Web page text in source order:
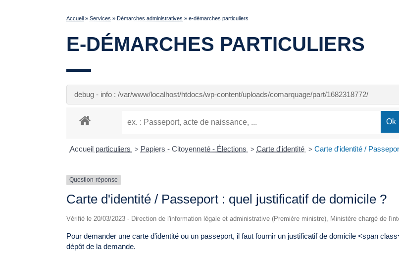
Accueil »Services » Démarches administratives »e-démarches particuliers
E-DÉMARCHES PARTICULIERS
debug - info : /var/www/localhost/htdocs/wp-content/uploads/comarquage/part/1682318772/
Accueil particuliers > Papiers - Citoyenneté - Élections > Carte d'identité > Carte d'identité /
Question-réponse
Carte d'identité / Passeport : quel justificatif de domicile ?
Vérifié le 20/03/2023 - Direction de l'information légale et administrative (Première ministre), Ministère chargé de
Pour demander une carte d'identité ou un passeport, il faut fournir un justificatif de domicile <span
dépôt de la demande.